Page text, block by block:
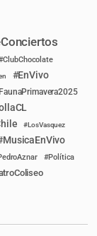
ClubChocolate
EnVivo
LosVasquez
MusicaEnVivo
Política